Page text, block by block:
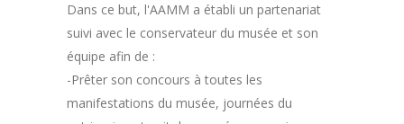
Dans ce but, l'AAMM a établi un partenariat
suivi avec le conservateur du musée et son
équipe afin de :
-Prêter son concours à toutes les
manifestations du musée, journées du